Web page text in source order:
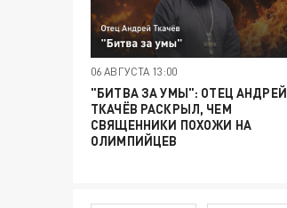
06 АВГУСТА 13:00
"БИТВА ЗА УМЫ": ОТЕЦ АНДРЕЙ
ТКАЧЁВ РАСКРЫЛ, ЧЕМ
СВЯЩЕННИКИ ПОХОЖИ НА
ОЛИМПИЙЦЕВ